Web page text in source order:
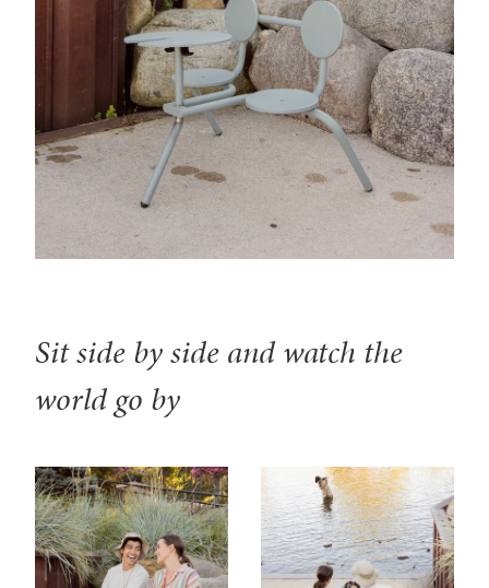
Sit side by side and watch the
world go by